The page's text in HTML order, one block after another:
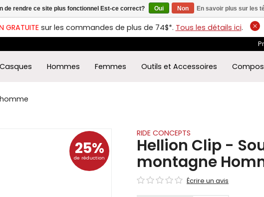
GRATUITEsur les commandes de plus de 74$*. Tous les détails ici.
Casques Hommes Femmes Outils et Accessoires
25%
de réduction
RIDE CONCEPTS
Hellion Clip -
montagne
Écrire un avis
de rendre ce site plus fonctionnel Est-ce correct? Oui Non En savoir plus sur les